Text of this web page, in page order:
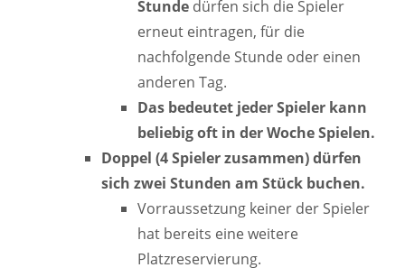
Stunde dürfen sich die Spieler
erneut eintragen, für die
nachfolgende Stunde oder einen
anderen Tag.
Das bedeutet jeder Spieler kann
beliebig oft in der Woche Spielen.
Doppel (4 Spieler zusammen) dürfen
sich zwei Stunden am Stück buchen.
Vorraussetzung keiner der Spieler
hat bereits eine weitere
Platzreservierung.